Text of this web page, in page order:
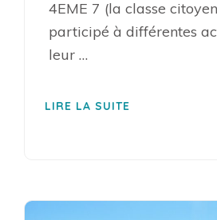
4EME 7 (la classe
participé à différentes
leur …
LIRE LA SUITE